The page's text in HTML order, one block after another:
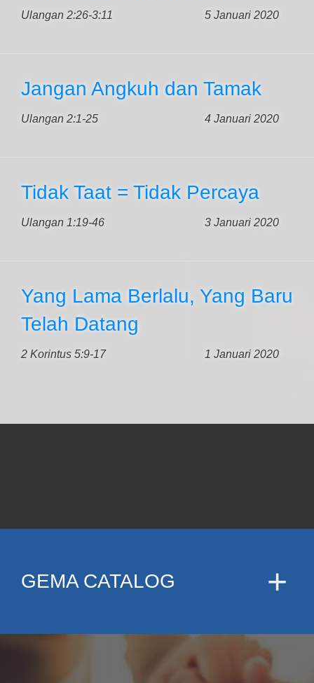
Ulangan 2:26-3:11 5 Januari 2020
Jangan Angkuh dan Tamak
Ulangan 2:1-25 4 Januari 2020
Tidak Taat = Tidak Percaya
Ulangan 1:19-46 3 Januari 2020
Yang Lama Berlalu, Yang Baru
Telah Datang
2 Korintus 5:9-17 1 Januari 2020
GEMA CATALOG